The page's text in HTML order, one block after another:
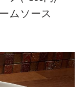
ムソース